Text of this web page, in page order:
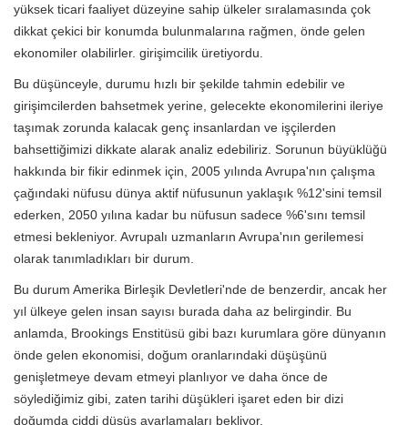
yüksek ticari faaliyet düzeyine sahip ülkeler sıralamasında çok
dikkat çekici bir konumda bulunmalarına rağmen, önde gelen
ekonomiler olabilirler. girişimcilik üretiyordu.
Bu düşünceyle, durumu hızlı bir şekilde tahmin edebilir ve
girişimcilerden bahsetmek yerine, gelecekte ekonomilerini ileriye
taşımak zorunda kalacak genç insanlardan ve işçilerden
bahsettiğimizi dikkate alarak analiz edebiliriz. Sorunun büyüklüğü
hakkında bir fikir edinmek için, 2005 yılında Avrupa'nın çalışma
çağındaki nüfusu dünya aktif nüfusunun yaklaşık %12'sini temsil
ederken, 2050 yılına kadar bu nüfusun sadece %6'sını temsil
etmesi bekleniyor. Avrupalı ​​uzmanların Avrupa'nın gerilemesi
olarak tanımladıkları bir durum.
Bu durum Amerika Birleşik Devletleri'nde de benzerdir, ancak her
yıl ülkeye gelen insan sayısı burada daha az belirgindir. Bu
anlamda, Brookings Enstitüsü gibi bazı kurumlara göre dünyanın
önde gelen ekonomisi, doğum oranlarındaki düşüşünü
genişletmeye devam etmeyi planlıyor ve daha önce de
söylediğimiz gibi, zaten tarihi düşükleri işaret eden bir dizi
doğumda ciddi düşüş ayarlamaları bekliyor.